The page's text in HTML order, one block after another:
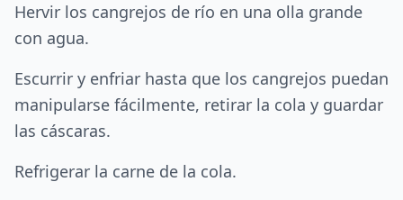
Hervir los cangrejos de río en una olla grande
con agua.
Escurrir y enfriar hasta que los cangrejos puedan
manipularse fácilmente, retirar la cola y guardar
las cáscaras.
Refrigerar la carne de la cola.